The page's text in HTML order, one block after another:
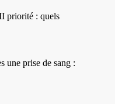
priorité : quels
une prise de sang :